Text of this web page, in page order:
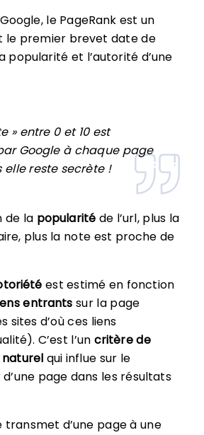
le PageRank est un
le premier brevet date de
popularité et l’autorité d’une
» entre 0 et 10 est
Google à chaque page
elle reste secrète !
de la popularité de l’url, plus la
plus la note est proche de
est estimé en fonction
entrants sur la page
sites d’où ces liens
C’est l’un critère de
qui influe sur le
page dans les résultats
transmet d’une page à une